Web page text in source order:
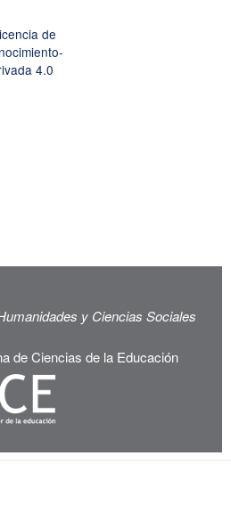
de
4.0
y Ciencias Sociales
de Ciencias de la Educación